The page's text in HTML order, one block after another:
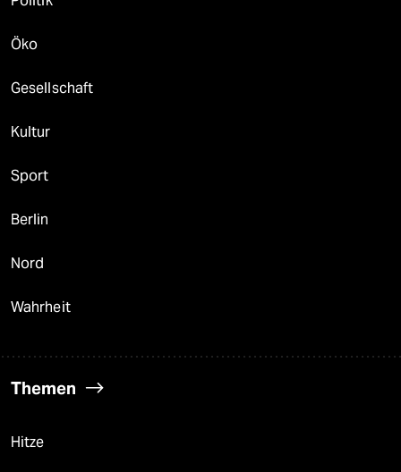
Öko
Gesellschaft
Kultur
Sport
Berlin
Nord
Wahrheit
Themen
Hitze